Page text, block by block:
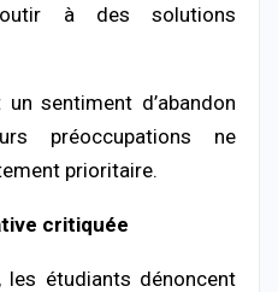
à des solutions
sentiment d’abandon
préoccupations ne
prioritaire.
critiquée
les étudiants dénoncent